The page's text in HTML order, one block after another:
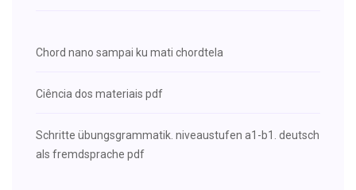
Chord nano sampai ku mati chordtela
Ciência dos materiais pdf
Schritte übungsgrammatik. niveaustufen a1-b1. deutsch
als fremdsprache pdf